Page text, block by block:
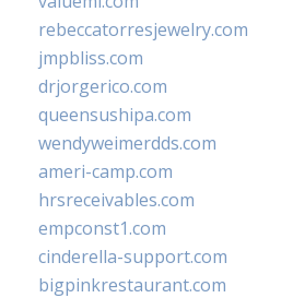
rebeccatorresjewelry.com
jmpbliss.com
drjorgerico.com
queensushipa.com
wendyweimerdds.com
ameri-camp.com
hrsreceivables.com
empconst1.com
cinderella-support.com
bigpinkrestaurant.com